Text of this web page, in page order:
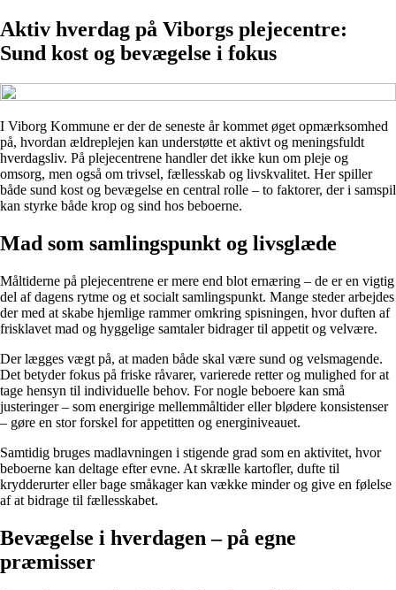
Aktiv hverdag på Viborgs plejecentre:
Sund kost og bevægelse i fokus
I Viborg Kommune er der de seneste år kommet øget opmærksomhed
på, hvordan ældreplejen kan understøtte et aktivt og meningsfuldt
hverdagsliv. På plejecentrene handler det ikke kun om pleje og
omsorg, men også om trivsel, fællesskab og livskvalitet. Her spiller
både sund kost og bevægelse en central rolle – to faktorer, der i samspil
kan styrke både krop og sind hos beboerne.
Mad som samlingspunkt og livsglæde
Måltiderne på plejecentrene er mere end blot ernæring – de er en vigtig
del af dagens rytme og et socialt samlingspunkt. Mange steder arbejdes
der med at skabe hjemlige rammer omkring spisningen, hvor duften af
frisklavet mad og hyggelige samtaler bidrager til appetit og velvære.
Der lægges vægt på, at maden både skal være sund og velsmagende.
Det betyder fokus på friske råvarer, varierede retter og mulighed for at
tage hensyn til individuelle behov. For nogle beboere kan små
justeringer – som energirige mellemmåltider eller blødere konsistenser
– gøre en stor forskel for appetitten og energiniveauet.
Samtidig bruges madlavningen i stigende grad som en aktivitet, hvor
beboerne kan deltage efter evne. At skrælle kartofler, dufte til
krydderurter eller bage småkager kan vække minder og give en følelse
af at bidrage til fællesskabet.
Bevægelse i hverdagen – på egne
præmisser